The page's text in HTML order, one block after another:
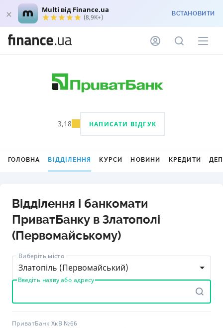
Multi від Finance.ua
(8,9K+) ВСТАНОВИТИ
3,18 НАПИСАТИ ВІДГУК
ГОЛОВНА ВІДДІЛЕННЯ КУРСИ НОВИНИ КРЕДИТИ
Відділення і банкомати
ПриватБанку в Златополі
(Первомайському)
Виберіть місто
Златопіль (Первомайський)
Введіть назву або адресу
ПриватБанк ХкВ №66